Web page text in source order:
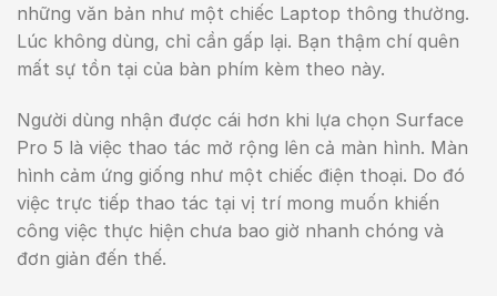
những văn bản như một chiếc Laptop thông thường.
Lúc không dùng, chỉ cần gấp lại. Bạn thậm chí quên
mất sự tồn tại của bàn phím kèm theo này.
Người dùng nhận được cái hơn khi lựa chọn Surface
Pro 5 là việc thao tác mở rộng lên cả màn hình. Màn
hình cảm ứng giống như một chiếc điện thoại. Do đó
việc trực tiếp thao tác tại vị trí mong muốn khiến
công việc thực hiện chưa bao giờ nhanh chóng và
đơn giản đến thế.